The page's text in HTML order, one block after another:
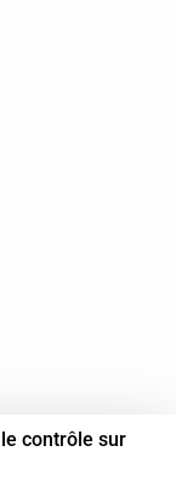
Shiatsu -
contrôle sur